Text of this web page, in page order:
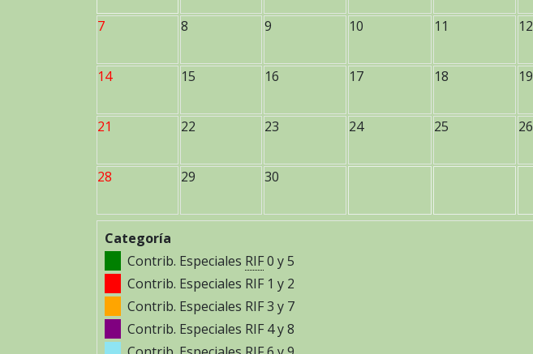
7 8 9 10 11 12
14 15 16 17 18 19
21 22 23 24 25 26
28 29 30
Categoría
Contrib. Especiales RIF0 y 5
Contrib. Especiales RIF 1 y 2
Contrib. Especiales RIF 3 y 7
Contrib. Especiales RIF 4 y 8